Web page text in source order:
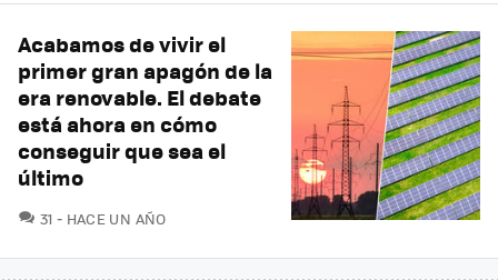
Acabamos de vivir el
primer gran apagón de la
era renovable. El debate
está ahora en cómo
conseguir que sea el
último
31 COMENTARIOS
HACE UN AÑO